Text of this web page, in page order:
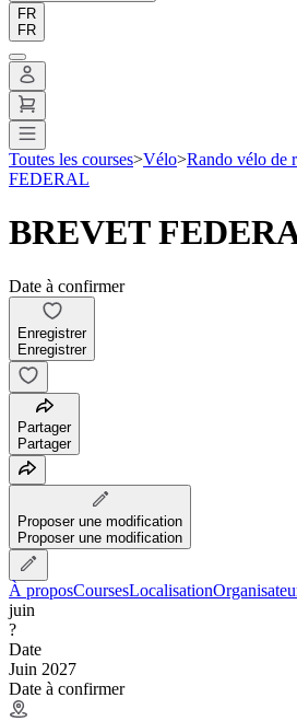
FR
FR
Toutes les courses>Vélo>Rando vélo de
FEDERAL
BREVET
Date à confirmer
Enregistrer
Enregistrer
Partager
Partager
Proposer une modification
Proposer une modification
À proposCoursesLocalisation
juin
?
Date
Juin 2027
Date à confirmer